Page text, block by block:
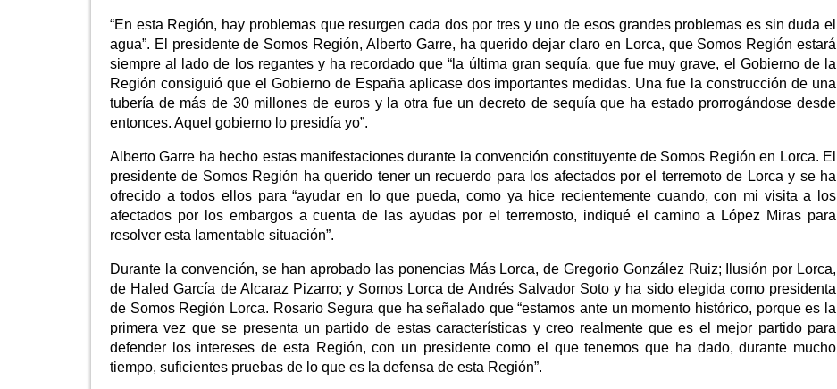
“En esta Región, hay problemas que resurgen cada dos por tres y uno de esos grandes problemas es sin duda el
agua”. El presidente de Somos Región, Alberto Garre, ha querido dejar claro en Lorca, que Somos Región estará
siempre al lado de los regantes y ha recordado que “la última gran sequía, que fue muy grave, el Gobierno de la
Región consiguió que el Gobierno de España aplicase dos importantes medidas. Una fue la construcción de una
tubería de más de 30 millones de euros y la otra fue un decreto de sequía que ha estado prorrogándose desde
entonces. Aquel gobierno lo presidía yo”.
Alberto Garre ha hecho estas manifestaciones durante la convención constituyente de Somos Región en Lorca. El
presidente de Somos Región ha querido tener un recuerdo para los afectados por el terremoto de Lorca y se ha
ofrecido a todos ellos para “ayudar en lo que pueda, como ya hice recientemente cuando, con mi visita a los
afectados por los embargos a cuenta de las ayudas por el terremosto, indiqué el camino a López Miras para
resolver esta lamentable situación”.
Durante la convención, se han aprobado las ponencias Más Lorca, de Gregorio González Ruiz; Ilusión por Lorca,
de Haled García de Alcaraz Pizarro; y Somos Lorca de Andrés Salvador Soto y ha sido elegida como presidenta
de Somos Región Lorca. Rosario Segura que ha señalado que “estamos ante un momento histórico, porque es la
primera vez que se presenta un partido de estas características y creo realmente que es el mejor partido para
defender los intereses de esta Región, con un presidente como el que tenemos que ha dado, durante mucho
tiempo, suficientes pruebas de lo que es la defensa de esta Región”.